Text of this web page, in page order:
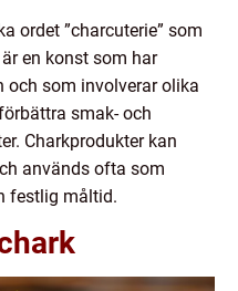
ordet ”charcuterie” som
en konst som har
och som involverar olika
smak- och
Charkprodukter kan
används ofta som
festlig måltid.